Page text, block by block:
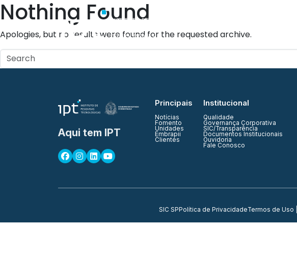
Nothing Found
Apologies, but no results were found for the requested archive.
Aqui tem IPT
Principais
Notícias
Fomento
Unidades
Embrapii
Clientes
Institucional
Qualidade
Governança Corporativa
SIC/Transparência
Documentos Institucionais
Ouvidoria
Fale Conosco
SIC SPPolítica de PrivacidadeTermos de Uso